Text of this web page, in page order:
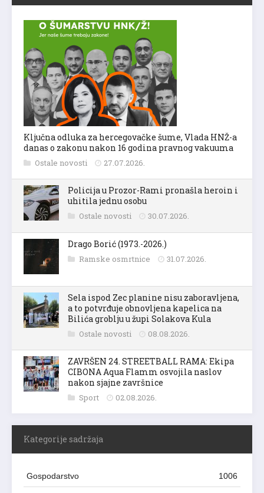
Ključna odluka za hercegovačke šume, Vlada HNŽ-a
danas o zakonu nakon 16 godina pravnog vakuuma
Ostale novosti 27.07.2026.
Policija u Prozor-Rami pronašla heroin i
uhitila jednu osobu
Ostale novosti 30.07.2026.
Drago Borić (1973.-2026.)
Ramske osmrtnice 31.07.2026.
Sela ispod Zec planine nisu zaboravljena,
a to potvrđuje obnovljena kapelica na
Bilića groblju u župi Solakova Kula
Ostale novosti 08.08.2026.
ZAVRŠEN 24. STREETBALL RAMA: Ekipa
CIBONA Aqua Flamm osvojila naslov
nakon sjajne završnice
Sport 02.08.2026.
Kategorije sadržaja
Gospodarstvo 1006